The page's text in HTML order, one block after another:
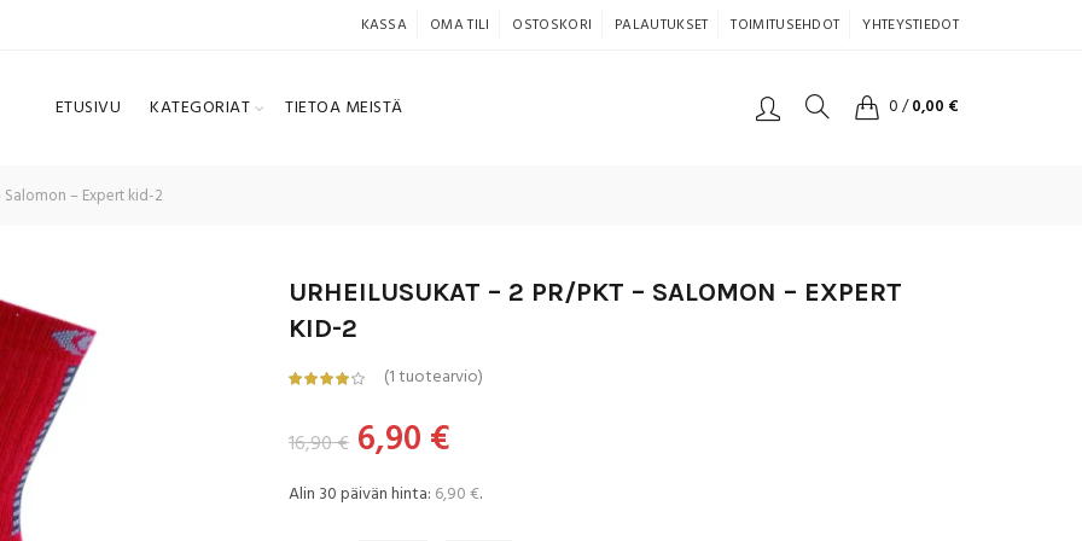
KASSA OMA TILI OSTOSKORI PALAUTUKSET TOIMITUSEHDOT YHTEYSTIEDOT
ETUSIVU KATEGORIAT TIETOA MEISTÄ 0/0,00 €
– Expert kid-2
URHEILUSUKAT – 2 PR/PKT – SALOMON – EXPERT
KID-2
(1tuotearvio)
16,90€ Alkuperäinen
hinta
6,90 €
hinta
Alin 30 päivän hinta: 6,90€.